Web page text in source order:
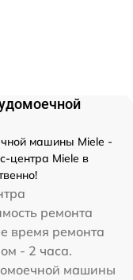
машины Miele -
центра Miele в
ремонта
время ремонта
- 2 часа.
машины